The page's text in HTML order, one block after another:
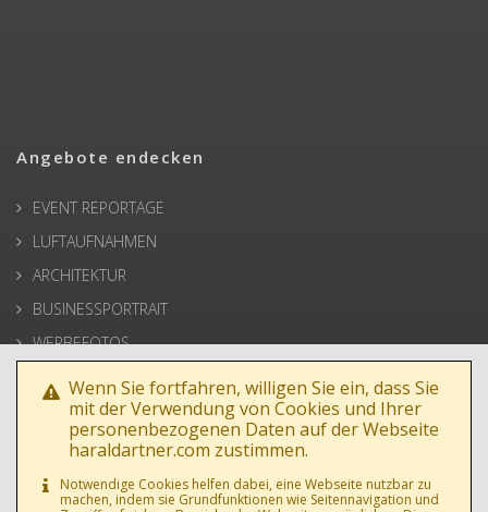
Angebote endecken
EVENT REPORTAGE
LUFTAUFNAHMEN
ARCHITEKTUR
BUSINESSPORTRAIT
WERBEFOTOS
HOCHZEIT
PRESSE
Wenn Sie fortfahren, willigen Sie ein, dass Sie
mit der Verwendung von Cookies und Ihrer
personenbezogenen Daten auf der Webseite
haraldartner.com zustimmen.
Notwendige Cookies helfen dabei, eine Webseite nutzbar zu
machen, indem sie Grundfunktionen wie Seitennavigation und